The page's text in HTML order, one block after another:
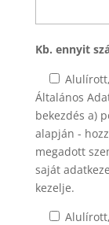
Kb. ennyit
Általános
bekezdés a)
alapján -
megadott
saját
kezelje.